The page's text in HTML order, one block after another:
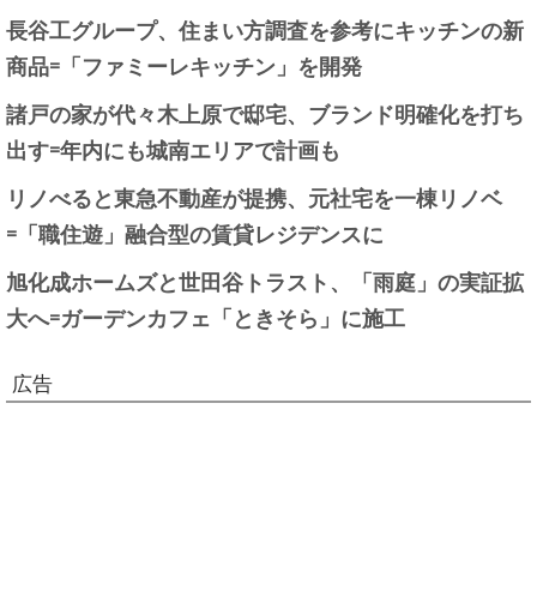
長谷工グループ、住まい方調査を参考にキッチンの新
商品=「ファミーレキッチン」を開発
諸戸の家が代々木上原で邸宅、ブランド明確化を打ち
出す=年内にも城南エリアで計画も
リノべると東急不動産が提携、元社宅を一棟リノベ
=「職住遊」融合型の賃貸レジデンスに
旭化成ホームズと世田谷トラスト、「雨庭」の実証拡
大へ=ガーデンカフェ「ときそら」に施工
広告